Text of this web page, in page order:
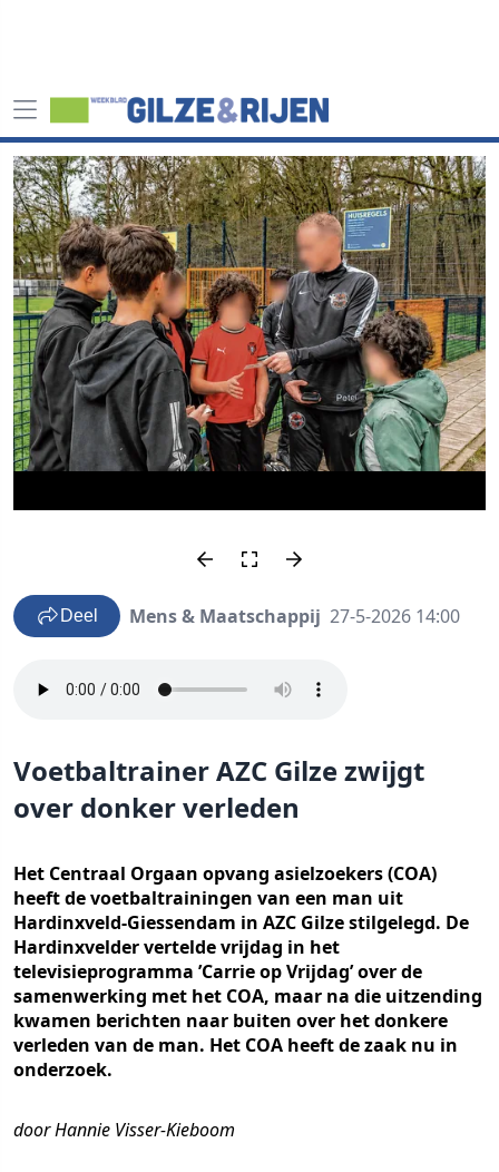
Deel Mens & Maatschappij 27-5-2026 14:00
Voetbaltrainer AZC Gilze zwijgt
over donker verleden
Het Centraal Orgaan opvang asielzoekers (COA)
heeft de voetbaltrainingen van een man uit
Hardinxveld-Giessendam in AZC Gilze stilgelegd. De
Hardinxvelder vertelde vrijdag in het
televisieprogramma ’Carrie op Vrijdag’ over de
samenwerking met het COA, maar na die uitzending
kwamen berichten naar buiten over het donkere
verleden van de man. Het COA heeft de zaak nu in
onderzoek.
door Hannie Visser-Kieboom